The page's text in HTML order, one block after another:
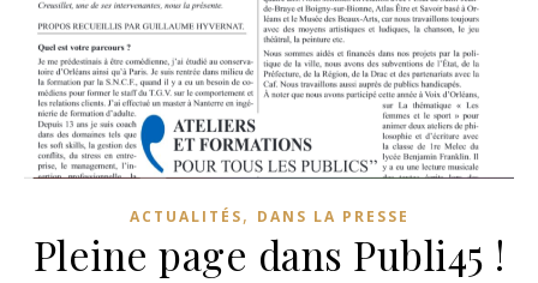
ACTUALITÉS, DANS LA PRESSE
Pleine page dans Publi45 !